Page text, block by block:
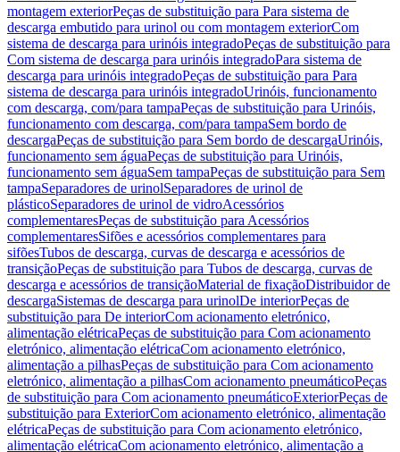
montagem exteriorPeças de substituição para Para sistema de
descarga embutido para urinol ou com montagem exteriorCom
sistema de descarga para urinóis integradoPeças de substituição para
Com sistema de descarga para urinóis integradoPara sistema de
descarga para urinóis integradoPeças de substituição para Para
sistema de descarga para urinóis integradoUrinóis, funcionamento
com descarga, com/para tampaPeças de substituição para Urinóis,
funcionamento com descarga, com/para tampaSem bordo de
descargaPeças de substituição para Sem bordo de descargaUrinóis,
funcionamento sem águaPeças de substituição para Urinóis,
funcionamento sem águaSem tampaPeças de substituição para Sem
tampaSeparadores de urinolSeparadores de urinol de
plásticoSeparadores de urinol de vidroAcessórios
complementaresPeças de substituição para Acessórios
complementaresSifões e acessórios complementares para
sifõesTubos de descarga, curvas de descarga e acessórios de
transiçãoPeças de substituição para Tubos de descarga, curvas de
descarga e acessórios de transiçãoMaterial de fixaçãoDistribuidor de
descargaSistemas de descarga para urinolDe interiorPeças de
substituição para De interiorCom acionamento eletrónico,
alimentação elétricaPeças de substituição para Com acionamento
eletrónico, alimentação elétricaCom acionamento eletrónico,
alimentação a pilhasPeças de substituição para Com acionamento
eletrónico, alimentação a pilhasCom acionamento pneumáticoPeças
de substituição para Com acionamento pneumáticoExteriorPeças de
substituição para ExteriorCom acionamento eletrónico, alimentação
elétricaPeças de substituição para Com acionamento eletrónico,
alimentação elétricaCom acionamento eletrónico, alimentação a